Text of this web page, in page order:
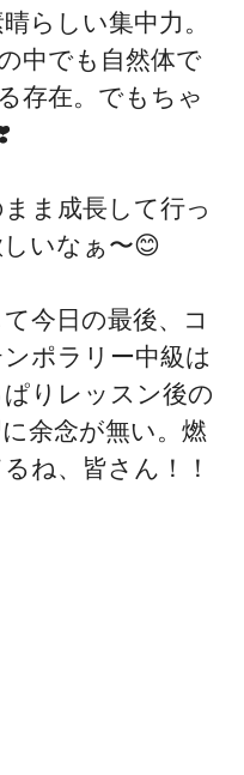
らしい集中力。
中でも自然体で
存在。でもちゃ
ま成長して行っ
いなぁ〜😊
今日の最後、コ
ポラリー中級は
りレッスン後の
に余念が無い。燃
ね、皆さん！！